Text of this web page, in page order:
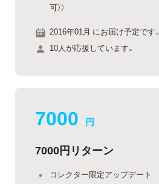
可））
2016年01月 にお届け予定です。
10人が応援しています。
7000 円
7000円リターン
コレクター限定アップデート